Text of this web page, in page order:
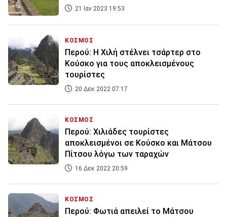
21 Ιαν 2023 19:53
ΚΟΣΜΟΣ
Περού: Η Χιλή στέλνει τσάρτερ στο
Κούσκο για τους αποκλεισμένους
τουρίστες
20 Δεκ 2022 07:17
ΚΟΣΜΟΣ
Περού: Χιλιάδες τουρίστες
αποκλεισμένοι σε Κούσκο και Μάτσου
Πίτσου λόγω των ταραχών
16 Δεκ 2022 20:59
ΚΟΣΜΟΣ
Περού: Φωτιά απειλεί το Μάτσου